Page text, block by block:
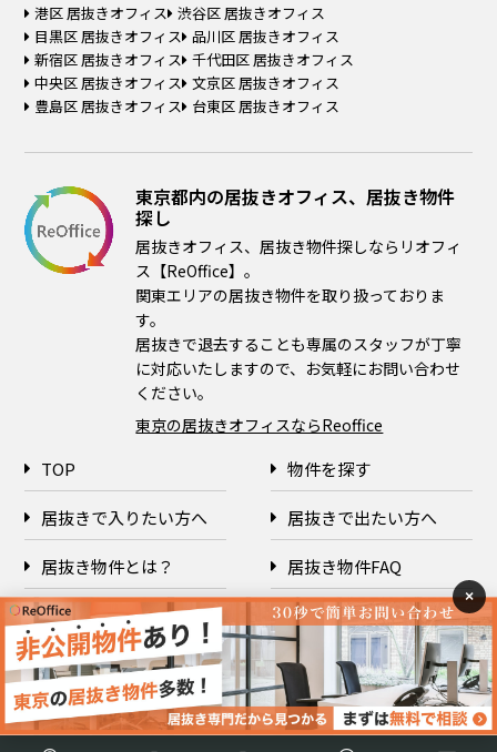
港区 居抜きオフィス 渋谷区 居抜きオフィス
目黒区 居抜きオフィス 品川区 居抜きオフィス
新宿区 居抜きオフィス 千代田区 居抜きオフィス
中央区 居抜きオフィス 文京区 居抜きオフィス
豊島区 居抜きオフィス 台東区 居抜きオフィス
東京都内の居抜きオフィス、居抜き物件
探し
居抜きオフィス、居抜き物件探しならリオフィ
ス【ReOffice】。
関東エリアの居抜き物件を取り扱っておりま
す。
居抜きで退去することも専属のスタッフが丁寧
に対応いたしますので、お気軽にお問い合わせ
ください。
東京の居抜きオフィスならReoffice
TOP 物件を探す
居抜きで入りたい方へ 居抜きで出たい方へ
居抜き物件とは？ 居抜き物件FAQ
企業情報 プライバシーポリシー
Copyright © 2026 ReOffice All rights reserved.
×